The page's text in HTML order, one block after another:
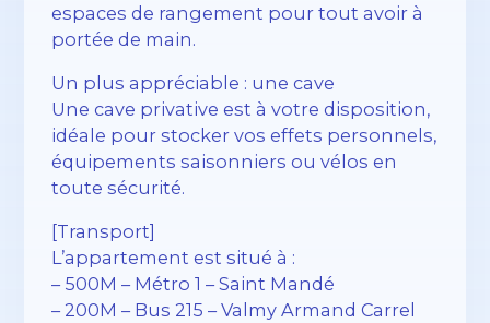
espaces de rangement pour tout avoir à
portée de main.
Un plus appréciable : une cave
Une cave privative est à votre disposition,
idéale pour stocker vos effets personnels,
équipements saisonniers ou vélos en
toute sécurité.
[Transport]
L’appartement est situé à :
– 500M – Métro 1 – Saint Mandé
– 200M – Bus 215 – Valmy Armand Carrel